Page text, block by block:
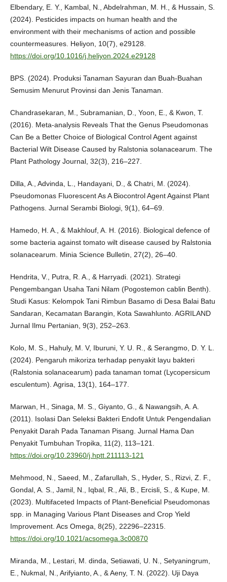
Elbendary, E. Y., Kambal, N., Abdelrahman, M. H., & Hussain, S.
(2024). Pesticides impacts on human health and the
environment with their mechanisms of action and possible
countermeasures. Heliyon, 10(7), e29128.
https://doi.org/10.1016/j.heliyon.2024.e29128
BPS. (2024). Produksi Tanaman Sayuran dan Buah-Buahan
Semusim Menurut Provinsi dan Jenis Tanaman.
Chandrasekaran, M., Subramanian, D., Yoon, E., & Kwon, T.
(2016). Meta-analysis Reveals That the Genus Pseudomonas
Can Be a Better Choice of Biological Control Agent against
Bacterial Wilt Disease Caused by Ralstonia solanacearum. The
Plant Pathology Journal, 32(3), 216–227.
Dilla, A., Advinda, L., Handayani, D., & Chatri, M. (2024).
Pseudomonas Fluorescent As A Biocontrol Agent Against Plant
Pathogens. Jurnal Serambi Biologi, 9(1), 64–69.
Hamedo, H. A., & Makhlouf, A. H. (2016). Biological defence of
some bacteria against tomato wilt disease caused by Ralstonia
solanacearum. Minia Science Bulletin, 27(2), 26–40.
Hendrita, V., Putra, R. A., & Harryadi. (2021). Strategi
Pengembangan Usaha Tani Nilam (Pogostemon cablin Benth).
Studi Kasus: Kelompok Tani Rimbun Basamo di Desa Balai Batu
Sandaran, Kecamatan Barangin, Kota Sawahlunto. AGRILAND
Jurnal Ilmu Pertanian, 9(3), 252–263.
Kolo, M. S., Hahuly, M. V, Iburuni, Y. U. R., & Serangmo, D. Y. L.
(2024). Pengaruh mikoriza terhadap penyakit layu bakteri
(Ralstonia solanacearum) pada tanaman tomat (Lycopersicum
esculentum). Agrisa, 13(1), 164–177.
Marwan, H., Sinaga, M. S., Giyanto, G., & Nawangsih, A. A.
(2011). Isolasi Dan Seleksi Bakteri Endofit Untuk Pengendalian
Penyakit Darah Pada Tanaman Pisang. Jurnal Hama Dan
Penyakit Tumbuhan Tropika, 11(2), 113–121.
https://doi.org/10.23960/j.hptt.211113-121
Mehmood, N., Saeed, M., Zafarullah, S., Hyder, S., Rizvi, Z. F.,
Gondal, A. S., Jamil, N., Iqbal, R., Ali, B., Ercisli, S., & Kupe, M.
(2023). Multifaceted Impacts of Plant-Beneficial Pseudomonas
spp. in Managing Various Plant Diseases and Crop Yield
Improvement. Acs Omega, 8(25), 22296–22315.
https://doi.org/10.1021/acsomega.3c00870
Miranda, M., Lestari, M. dinda, Setiawati, U. N., Setyaningrum,
E., Nukmal, N., Arifyianto, A., & Aeny, T. N. (2022). Uji Daya